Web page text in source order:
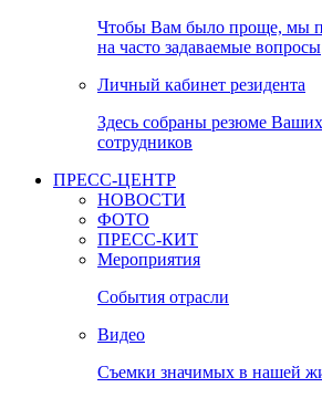
Чтобы Вам было проще, мы
на часто задаваемые вопросы
Личный кабинет резидента
Здесь собраны резюме
сотрудников
ПРЕСС-ЦЕНТР
НОВОСТИ
ФОТО
ПРЕСС-КИТ
Мероприятия
События отрасли
Видео
Съемки значимых в нашей